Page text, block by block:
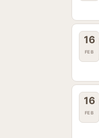
16
FEB
16
FEB